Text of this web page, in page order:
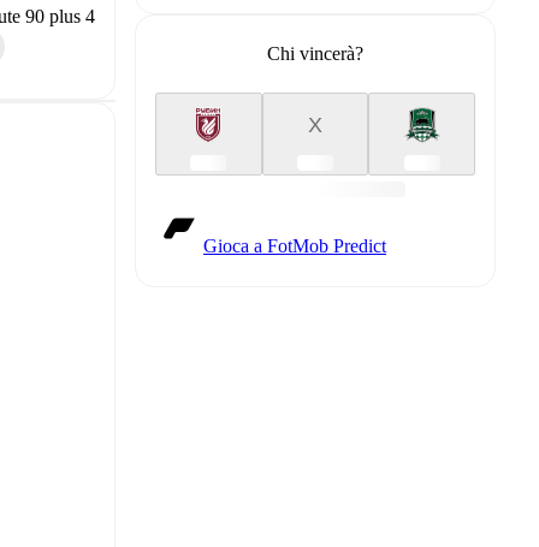
90 plus 4
Chi vincerà?
X
Gioca a FotMob Predict